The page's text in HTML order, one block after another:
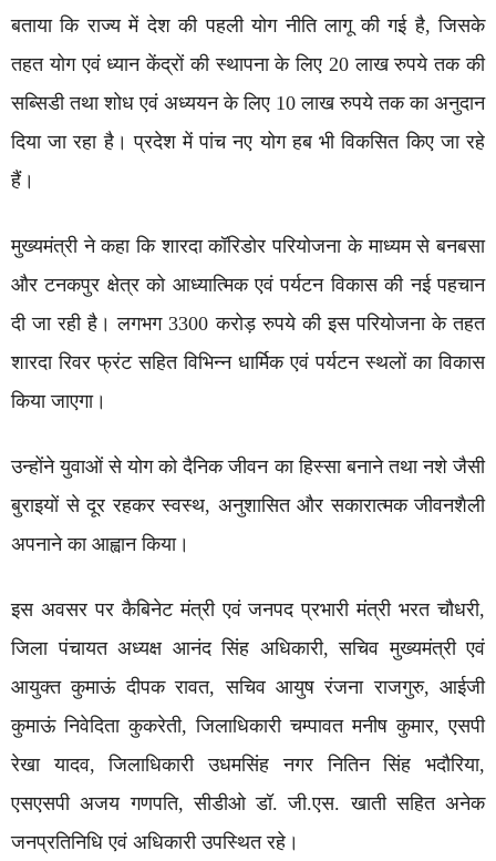
बताया कि राज्य में देश की पहली योग नीति लागू की गई है, जिसके
तहत योग एवं ध्यान केंद्रों की स्थापना के लिए 20 लाख रुपये तक की
सब्सिडी तथा शोध एवं अध्ययन के लिए 10 लाख रुपये तक का अनुदान
दिया जा रहा है। प्रदेश में पांच नए योग हब भी विकसित किए जा रहे
हैं।
मुख्यमंत्री ने कहा कि शारदा कॉरिडोर परियोजना के माध्यम से बनबसा
और टनकपुर क्षेत्र को आध्यात्मिक एवं पर्यटन विकास की नई पहचान
दी जा रही है। लगभग 3300 करोड़ रुपये की इस परियोजना के तहत
शारदा रिवर फ्रंट सहित विभिन्न धार्मिक एवं पर्यटन स्थलों का विकास
किया जाएगा।
उन्होंने युवाओं से योग को दैनिक जीवन का हिस्सा बनाने तथा नशे जैसी
बुराइयों से दूर रहकर स्वस्थ, अनुशासित और सकारात्मक जीवनशैली
अपनाने का आह्वान किया।
इस अवसर पर कैबिनेट मंत्री एवं जनपद प्रभारी मंत्री भरत चौधरी,
जिला पंचायत अध्यक्ष आनंद सिंह अधिकारी, सचिव मुख्यमंत्री एवं
आयुक्त कुमाऊं दीपक रावत, सचिव आयुष रंजना राजगुरु, आईजी
कुमाऊं निवेदिता कुकरेती, जिलाधिकारी चम्पावत मनीष कुमार, एसपी
रेखा यादव, जिलाधिकारी उधमसिंह नगर नितिन सिंह भदौरिया,
एसएसपी अजय गणपति, सीडीओ डॉ. जी.एस. खाती सहित अनेक
जनप्रतिनिधि एवं अधिकारी उपस्थित रहे।